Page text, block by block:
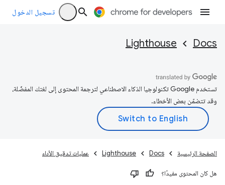
تسجيل الدخول
Docs
Lighthouse
تستخدم Google تكنولوجيا الذكاء الاصطناعي لترجمة المحتوى إلى لغتك المفضّلة،
وقد تتضمّن بعض الأخطاء.
الصفحة الرئيسية Docs
Lighthouse عمليات تدقيق الأداء
هل كان المحتوى مفيدًا؟